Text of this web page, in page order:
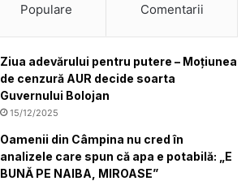
Populare Comentarii
Ziua adevărului pentru putere – Moțiunea
de cenzură AUR decide soarta
Guvernului Bolojan
15/12/2025
Oamenii din Câmpina nu cred în
analizele care spun că apa e potabilă: „E
BUNĂ PE NAIBA, MIROASE”